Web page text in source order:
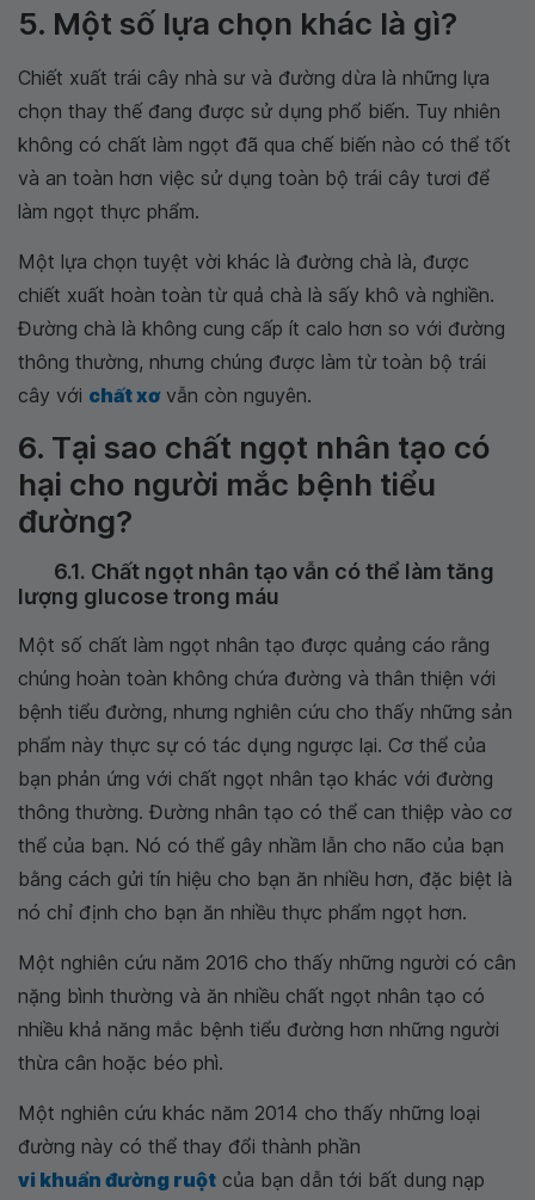
5. Một số lựa chọn khác là gì?
Chiết xuất trái cây nhà sư và đường dừa là những lựa
chọn thay thế đang được sử dụng phổ biến. Tuy nhiên
không có chất làm ngọt đã qua chế biến nào có thể tốt
và an toàn hơn việc sử dụng toàn bộ trái cây tươi để
làm ngọt thực phẩm.
Một lựa chọn tuyệt vời khác là đường chà là, được
chiết xuất hoàn toàn từ quả chà là sấy khô và nghiền.
Đường chà là không cung cấp ít calo hơn so với đường
thông thường, nhưng chúng được làm từ toàn bộ trái
cây với chất xơvẫn còn nguyên.
6. Tại sao chất ngọt nhân tạo có
hại cho người mắc bệnh tiểu
đường?
6.1. Chất ngọt nhân tạo vẫn có thể làm tăng
lượng glucose trong máu
Một số chất làm ngọt nhân tạo được quảng cáo rằng
chúng hoàn toàn không chứa đường và thân thiện với
bệnh tiểu đường, nhưng nghiên cứu cho thấy những sản
phẩm này thực sự có tác dụng ngược lại. Cơ thể của
bạn phản ứng với chất ngọt nhân tạo khác với đường
thông thường. Đường nhân tạo có thể can thiệp vào cơ
thể của bạn. Nó có thể gây nhầm lẫn cho não của bạn
bằng cách gửi tín hiệu cho bạn ăn nhiều hơn, đặc biệt là
nó chỉ định cho bạn ăn nhiều thực phẩm ngọt hơn.
Một nghiên cứu năm 2016 cho thấy những người có cân
nặng bình thường và ăn nhiều chất ngọt nhân tạo có
nhiều khả năng mắc bệnh tiểu đường hơn những người
thừa cân hoặc béo phì.
Một nghiên cứu khác năm 2014 cho thấy những loại
đường này có thể thay đổi thành phần
vi khuẩn đường ruột của bạn dẫn tới bất dung nạp